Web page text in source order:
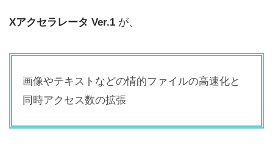
Xアクセラレータ Ver.1 が、
画像やテキストなどの情的ファイルの高速化と
同時アクセス数の拡張